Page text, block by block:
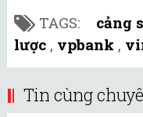
TAGS: cảng
lược , vpbank ,
Tin cùng